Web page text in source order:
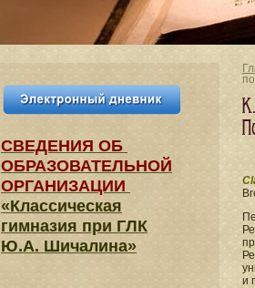
и
СВЕДЕНИЯ​ ОБ
ОБРАЗОВАТЕЛЬНОЙ
ОРГАНИЗАЦИИ
«Классическая
гимназия при ГЛК
Ю.А. Шичалина»